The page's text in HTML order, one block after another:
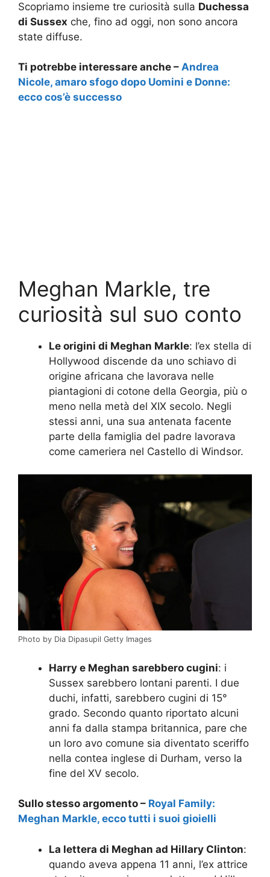
Scopriamo insieme tre curiosità sulla Duchessa
di Sussex che, fino ad oggi, non sono ancora
state diffuse.
Ti potrebbe interessare anche – Andrea
Nicole, amaro sfogo dopo Uomini e Donne:
ecco cos’è successo
Meghan Markle, tre
curiosità sul suo conto
Le origini di Meghan Markle: l’ex stella di
Hollywood discende da uno schiavo di
origine africana che lavorava nelle
piantagioni di cotone della Georgia, più o
meno nella metà del XIX secolo. Negli
stessi anni, una sua antenata facente
parte della famiglia del padre lavorava
come cameriera nel Castello di Windsor.
Photo by Dia Dipasupil Getty Images
Harry e Meghan sarebbero cugini: i
Sussex sarebbero lontani parenti. I due
duchi, infatti, sarebbero cugini di 15°
grado. Secondo quanto riportato alcuni
anni fa dalla stampa britannica, pare che
un loro avo comune sia diventato sceriffo
nella contea inglese di Durham, verso la
fine del XV secolo.
Sullo stesso argomento – Royal Family:
Meghan Markle, ecco tutti i suoi gioielli
La lettera di Meghan ad Hillary Clinton:
quando aveva appena 11 anni, l’ex attrice